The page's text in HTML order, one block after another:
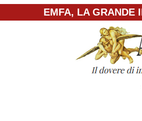
EMFA, LA GRANDE